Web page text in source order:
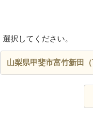
選択してください。
山梨県甲斐市富竹新田